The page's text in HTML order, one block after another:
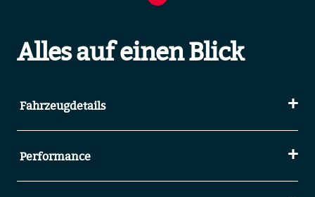
Alles auf einen Blick
Fahrzeugdetails
Performance